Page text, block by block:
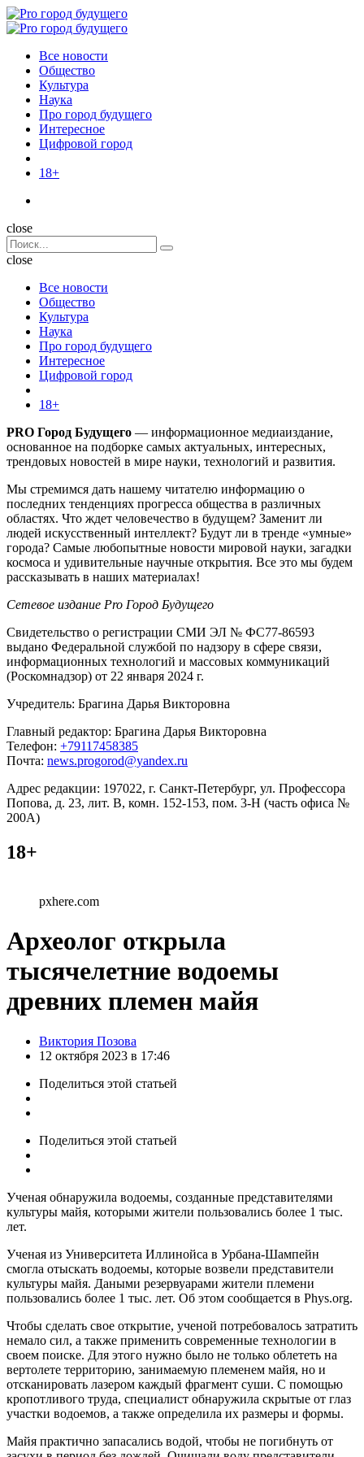
Menu
Поиск
Menu
Pro
Все новости
Общество
Культура
Наука
Про город будущего
Интересное
Цифровой город
18+
Поиск
close
Search
for:
Поиск
close
Все новости
Общество
Культура
Наука
Про город будущего
Интересное
Цифровой город
18+
PRO Город Будущего — информационное медиаиздание,
основанное на подборке самых актуальных, интересных,
трендовых новостей в мире науки, технологий и развития.
Мы стремимся дать нашему читателю информацию о
последних тенденциях прогресса общества в различных
областях. Что ждет человечество в будущем? Заменит ли
людей искусственный интеллект? Будут ли в тренде «умные»
города? Самые любопытные новости мировой науки, загадки
космоса и удивительные научные открытия. Все это мы будем
рассказывать в наших материалах!
Сетевое издание Pro Город Будущего
Свидетельство о регистрации СМИ ЭЛ № ФС77-86593
выдано Федеральной службой по надзору в сфере связи,
информационных технологий и массовых коммуникаций
(Роскомнадзор) от 22 января 2024 г.
Учредитель: Брагина Дарья Викторовна
Главный редактор: Брагина Дарья Викторовна
Телефон: +79117458385
Почта: news.progorod@yandex.ru
Адрес редакции: 197022, г. Санкт-Петербург, ул. Профессора
Попова, д. 23, лит. В, комн. 152-153, пом. 3-Н (часть офиса №
200А)
18+
pxhere.com
Археолог открыла
тысячелетние водоемы
древних племен майя
Posted
by
Виктория Позова
12 октября 2023 в 17:46
Поделиться этой статьей
Поделиться этой статьей
Ученая обнаружила водоемы, созданные представителями
культуры майя, которыми жители пользовались более 1 тыс.
лет.
Ученая из Университета Иллинойса в Урбана-Шампейн
смогла отыскать водоемы, которые возвели представители
культуры майя. Даными резервуарами жители племени
пользовались более 1 тыс. лет. Об этом сообщается в Phys.org.
Чтобы сделать свое открытие, ученой потребовалось затратить
немало сил, а также применить современные технологии в
своем поиске. Для этого нужно было не только облететь на
вертолете территорию, занимаемую племенем майя, но и
отсканировать лазером каждый фрагмент суши. С помощью
кропотливого труда, специалист обнаружила скрытые от глаз
участки водоемов, а также определила их размеры и формы.
Майя практично запасались водой, чтобы не погибнуть от